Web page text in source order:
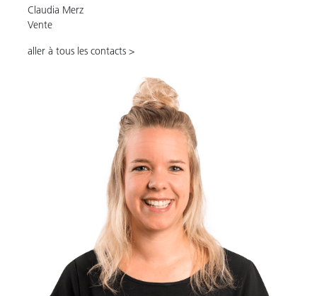
Claudia Merz
Vente
aller à tous les contacts >